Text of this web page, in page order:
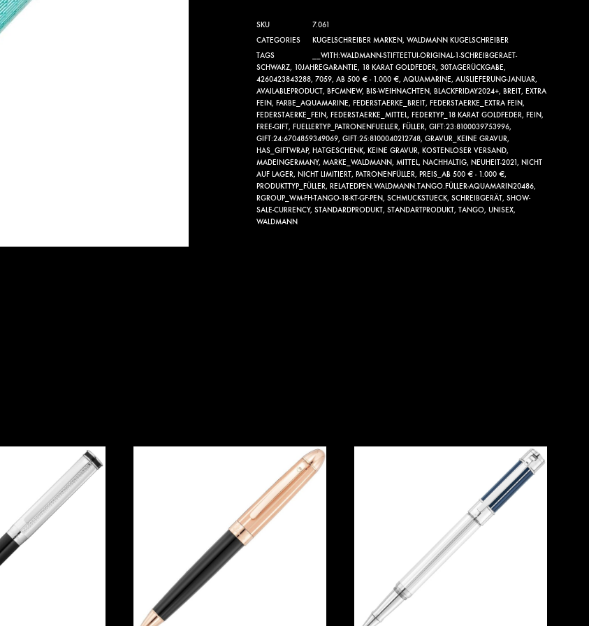
SKU
7.061
CATEGORIES
KUGELSCHREIBER MARKEN, WALDMANN KUGELSCHREIBER
TAGS
__WITH:WALDMANN-STIFTEETUI-ORIGINAL-1-SCHREIBGERAET-
SCHWARZ, 10JAHREGARANTIE, 18 KARAT GOLDFEDER, 30TAGERÜCKGABE,
4260423843288, 7059, AB 500 € - 1.000 €, AQUAMARINE, AUSLIEFERUNG-JANUAR,
AVAILABLEPRODUCT, BFCMNEW, BIS-WEIHNACHTEN, BLACKFRIDAY2024+, BREIT, EXTRA
FEIN, FARBE_AQUAMARINE, FEDERSTAERKE_BREIT, FEDERSTAERKE_EXTRA FEIN,
FEDERSTAERKE_FEIN, FEDERSTAERKE_MITTEL, FEDERTYP_18 KARAT GOLDFEDER, FEIN,
FREE-GIFT, FUELLERTYP_PATRONENFUELLER, FÜLLER, GIFT:23:8100039753996,
GIFT:24:6704859349069, GIFT:25:8100040212748, GRAVUR_KEINE GRAVUR,
HAS_GIFTWRAP, HATGESCHENK, KEINE GRAVUR, KOSTENLOSER VERSAND,
MADEINGERMANY, MARKE_WALDMANN, MITTEL, NACHHALTIG, NEUHEIT-2021, NICHT
AUF LAGER, NICHT LIMITIERT, PATRONENFÜLLER, PREIS_AB 500 € - 1.000 €,
PRODUKTTYP_FÜLLER, RELATEDPEN.WALDMANN.TANGO.FÜLLER-AQUAMARIN20486,
RGROUP_WM-FH-TANGO-18-KT-GF-PEN, SCHMUCKSTUECK, SCHREIBGERÄT, SHOW-
SALE-CURRENCY, STANDARDPRODUKT, STANDARTPRODUKT, TANGO, UNISEX,
WALDMANN